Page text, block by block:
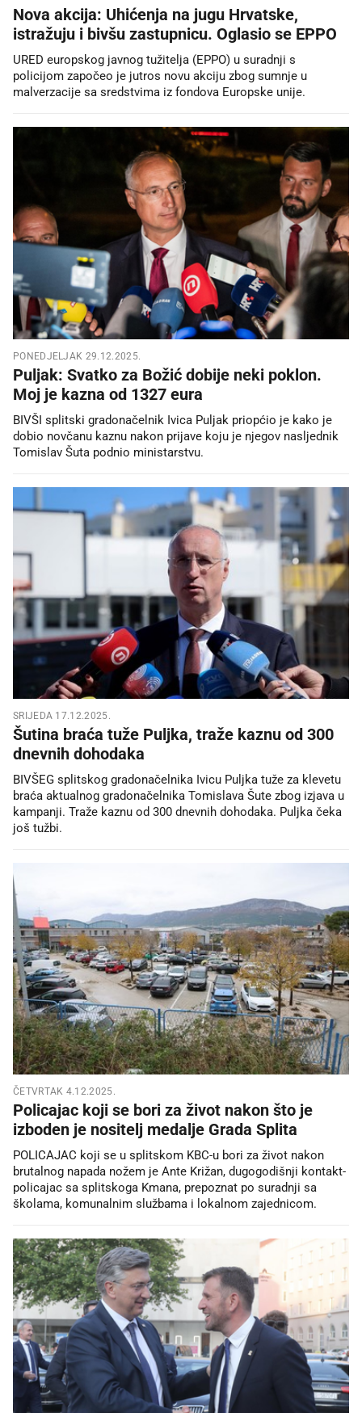
Nova akcija: Uhićenja na jugu Hrvatske,
istražuju i bivšu zastupnicu. Oglasio se EPPO
URED europskog javnog tužitelja (EPPO) u suradnji s
policijom započeo je jutros novu akciju zbog sumnje u
malverzacije sa sredstvima iz fondova Europske unije.
PONEDJELJAK 29.12.2025.
Puljak: Svatko za Božić dobije neki poklon.
Moj je kazna od 1327 eura
BIVŠI splitski gradonačelnik Ivica Puljak priopćio je kako je
dobio novčanu kaznu nakon prijave koju je njegov nasljednik
Tomislav Šuta podnio ministarstvu.
SRIJEDA 17.12.2025.
Šutina braća tuže Puljka, traže kaznu od 300
dnevnih dohodaka
BIVŠEG splitskog gradonačelnika Ivicu Puljka tuže za klevetu
braća aktualnog gradonačelnika Tomislava Šute zbog izjava u
kampanji. Traže kaznu od 300 dnevnih dohodaka. Puljka čeka
još tužbi.
ČETVRTAK 4.12.2025.
Policajac koji se bori za život nakon što je
izboden je nositelj medalje Grada Splita
POLICAJAC koji se u splitskom KBC-u bori za život nakon
brutalnog napada nožem je Ante Križan, dugogodišnji kontakt-
policajac sa splitskoga Kmana, prepoznat po suradnji sa
školama, komunalnim službama i lokalnom zajednicom.